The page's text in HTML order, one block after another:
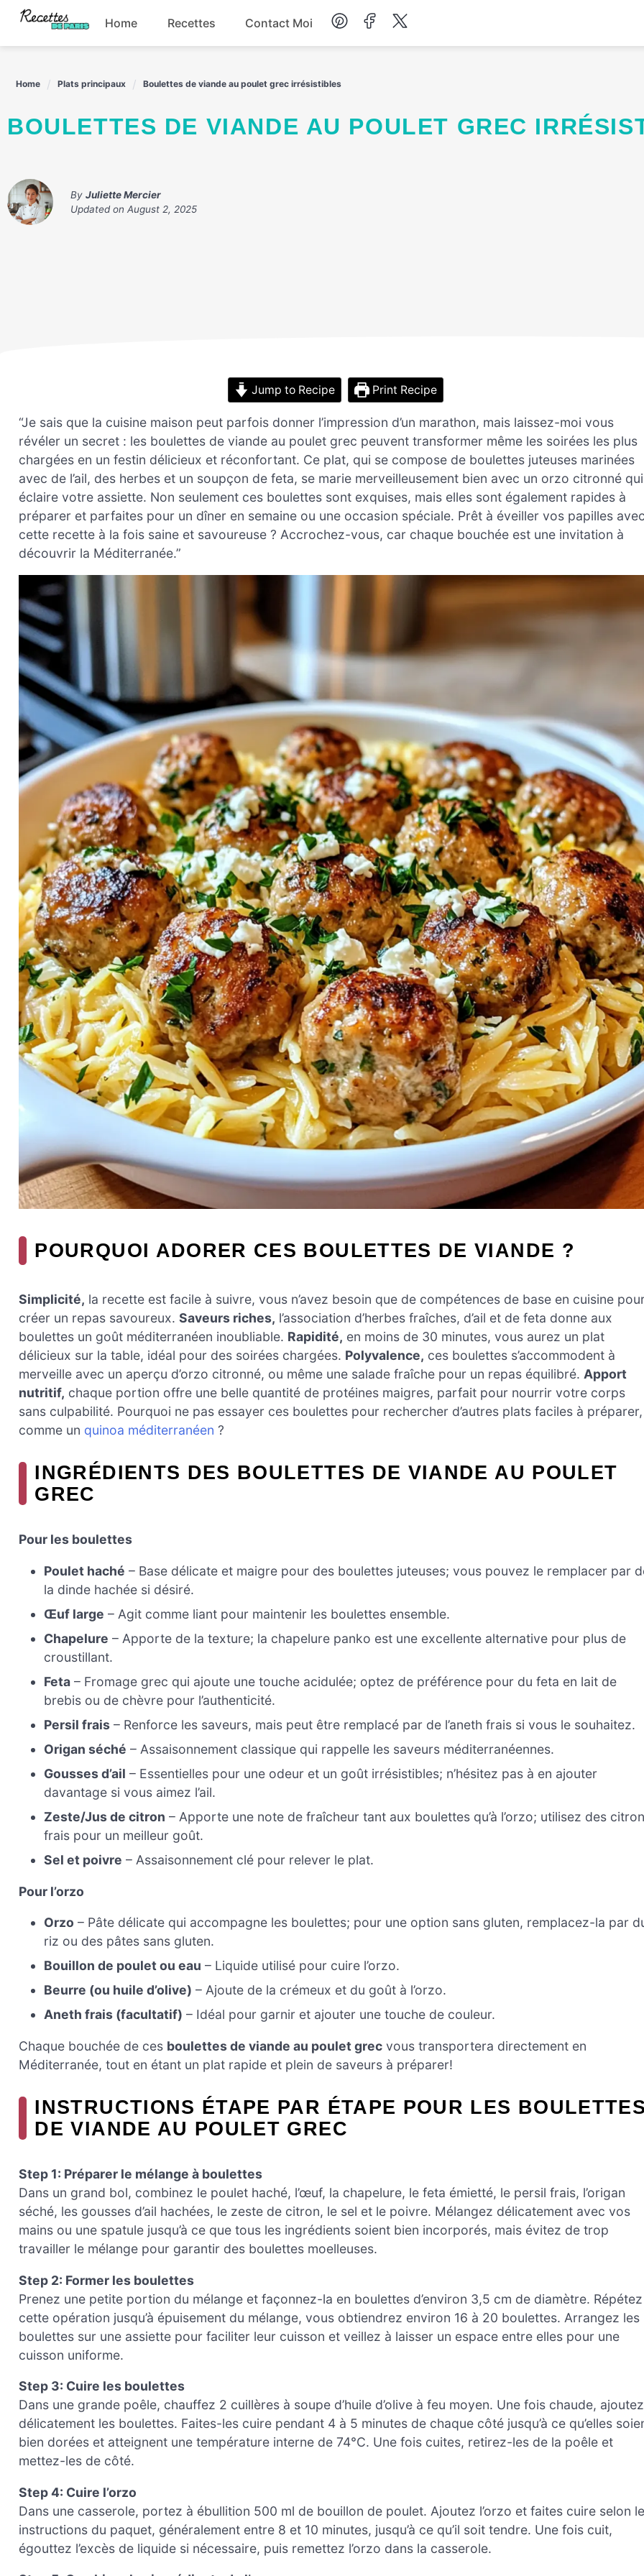
Skip
content
Home Recettes Contact Moi
Home Plats principaux Boulettes de viande au poulet grec irrésistibles
BOULETTES DE VIANDE AU POULET GREC
By Juliette Mercier
Updated on August 2, 2025
Jump to Recipe Print Recipe
“Je sais que la cuisine maison peut parfois donner l’impression d’un marathon, mais laissez-moi vous
révéler un secret : les boulettes de viande au poulet grec peuvent transformer même les soirées les plus
chargées en un festin délicieux et réconfortant. Ce plat, qui se compose de boulettes juteuses marinées
avec de l’ail, des herbes et un soupçon de feta, se marie merveilleusement bien avec un orzo citronné qui
éclaire votre assiette. Non seulement ces boulettes sont exquises, mais elles sont également rapides à
préparer et parfaites pour un dîner en semaine ou une occasion spéciale. Prêt à éveiller vos papilles
cette recette à la fois saine et savoureuse ? Accrochez-vous, car chaque bouchée est une invitation à
découvrir la Méditerranée.”
POURQUOI ADORER CES BOULETTES DE VIANDE ?
Simplicité, la recette est facile à suivre, vous n’avez besoin que de compétences de base en cuisine
créer un repas savoureux. Saveurs riches, l’association d’herbes fraîches, d’ail et de feta donne aux
boulettes un goût méditerranéen inoubliable. Rapidité, en moins de 30 minutes, vous aurez un plat
délicieux sur la table, idéal pour des soirées chargées. Polyvalence, ces boulettes s’accommodent à
merveille avec un aperçu d’orzo citronné, ou même une salade fraîche pour un repas équilibré. Apport
nutritif, chaque portion offre une belle quantité de protéines maigres, parfait pour nourrir votre corps
sans culpabilité. Pourquoi ne pas essayer ces boulettes pour rechercher d’autres plats faciles à préparer,
comme un quinoa méditerranéen ?
INGRÉDIENTS DES BOULETTES DE VIANDE AU POULET
GREC
Pour les boulettes
Poulet haché – Base délicate et maigre pour des boulettes juteuses; vous pouvez le remplacer par
la dinde hachée si désiré.
Œuf large – Agit comme liant pour maintenir les boulettes ensemble.
Chapelure – Apporte de la texture; la chapelure panko est une excellente alternative pour plus de
croustillant.
Feta – Fromage grec qui ajoute une touche acidulée; optez de préférence pour du feta en lait de
brebis ou de chèvre pour l’authenticité.
Persil frais – Renforce les saveurs, mais peut être remplacé par de l’aneth frais si vous le souhaitez.
Origan séché – Assaisonnement classique qui rappelle les saveurs méditerranéennes.
Gousses d’ail – Essentielles pour une odeur et un goût irrésistibles; n’hésitez pas à en ajouter
davantage si vous aimez l’ail.
Zeste/Jus de citron – Apporte une note de fraîcheur tant aux boulettes qu’à l’orzo; utilisez des
frais pour un meilleur goût.
Sel et poivre – Assaisonnement clé pour relever le plat.
Pour l’orzo
Orzo – Pâte délicate qui accompagne les boulettes; pour une option sans gluten, remplacez-la par
riz ou des pâtes sans gluten.
Bouillon de poulet ou eau – Liquide utilisé pour cuire l’orzo.
Beurre (ou huile d’olive) – Ajoute de la crémeux et du goût à l’orzo.
Aneth frais (facultatif) – Idéal pour garnir et ajouter une touche de couleur.
Chaque bouchée de ces boulettes de viande au poulet grec vous transportera directement en
Méditerranée, tout en étant un plat rapide et plein de saveurs à préparer!
INSTRUCTIONS ÉTAPE PAR ÉTAPE POUR LES
DE VIANDE AU POULET GREC
Step 1: Préparer le mélange à boulettes
Dans un grand bol, combinez le poulet haché, l’œuf, la chapelure, le feta émietté, le persil frais, l’origan
séché, les gousses d’ail hachées, le zeste de citron, le sel et le poivre. Mélangez délicatement avec vos
mains ou une spatule jusqu’à ce que tous les ingrédients soient bien incorporés, mais évitez de trop
travailler le mélange pour garantir des boulettes moelleuses.
Step 2: Former les boulettes
Prenez une petite portion du mélange et façonnez-la en boulettes d’environ 3,5 cm de diamètre. Répétez
cette opération jusqu’à épuisement du mélange, vous obtiendrez environ 16 à 20 boulettes. Arrangez les
boulettes sur une assiette pour faciliter leur cuisson et veillez à laisser un espace entre elles pour une
cuisson uniforme.
Step 3: Cuire les boulettes
Dans une grande poêle, chauffez 2 cuillères à soupe d’huile d’olive à feu moyen. Une fois chaude, ajoutez
délicatement les boulettes. Faites-les cuire pendant 4 à 5 minutes de chaque côté jusqu’à ce qu’elles
bien dorées et atteignent une température interne de 74°C. Une fois cuites, retirez-les de la poêle et
mettez-les de côté.
Step 4: Cuire l’orzo
Dans une casserole, portez à ébullition 500 ml de bouillon de poulet. Ajoutez l’orzo et faites cuire selon
instructions du paquet, généralement entre 8 et 10 minutes, jusqu’à ce qu’il soit tendre. Une fois cuit,
égouttez l’excès de liquide si nécessaire, puis remettez l’orzo dans la casserole.